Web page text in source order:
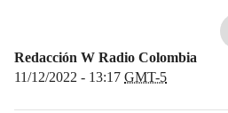
Redacción W Radio Colombia
11/12/2022 - 13:17 GMT-5